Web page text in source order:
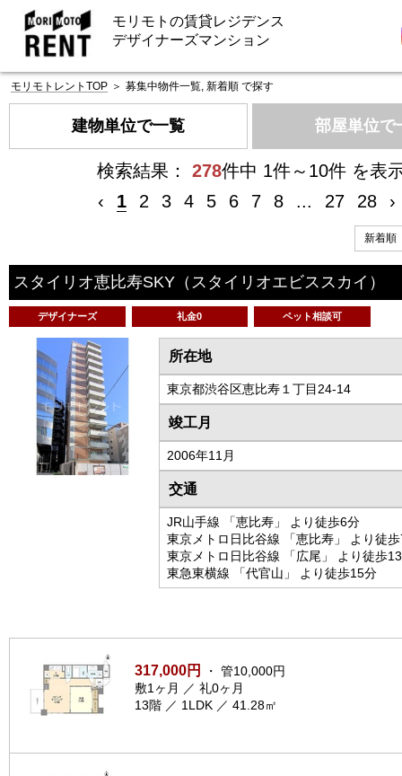
モリモトの賃貸レジデンス
デザイナーズマンション
モリモトレントTOP ＞ 募集中物件一覧, 新着順 で探す
建物単位で一覧 部屋単位で
検索結果： 278件中 1件～10件 を表
‹
1 2 3 4 5 6 7 8 ... 27 28 ›
スタイリオ恵比寿SKY （スタイリオエビススカイ）
デザイナーズ 礼金0 ペット相談可
所在地
東京都渋谷区恵比寿１丁目24-14
竣工月
2006年11月
交通
JR山手線 「恵比寿」 より徒歩6分
東京メトロ日比谷線 「恵比寿」 より徒
東京メトロ日比谷線 「広尾」 より徒歩
東急東横線 「代官山」 より徒歩15分
317,000円
・ 管10,000円
敷1ヶ月 ／ 礼0ヶ月
13階 ／ 1LDK ／ 41.28㎡